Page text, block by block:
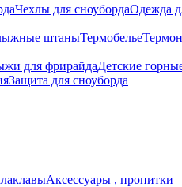
Чехлы для сноубордаОдежда
штаныТермобелье
для фрирайдаДетские
Защита для сноуборда
Аксессуары , пропитки